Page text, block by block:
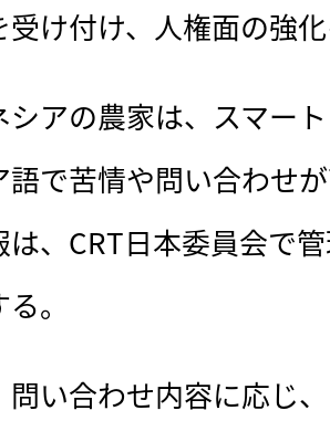
受け付け、人権面の強
アの農家は、スマー
語で苦情や問い合わせ
は、CRT日本委員会で
。
い合わせ内容に応じ